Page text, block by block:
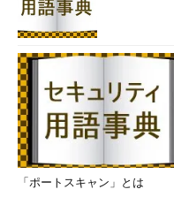
「ポートスキャン」とは